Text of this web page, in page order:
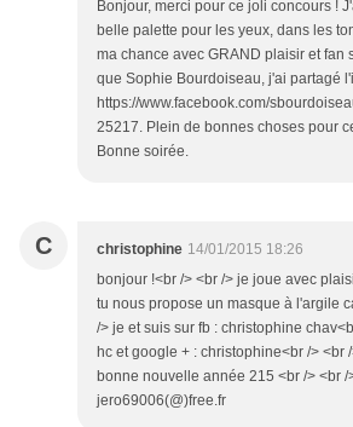
Bonjour, merci pour ce joli concours !
belle palette pour les yeux, dans les
ma chance avec GRAND plaisir et fan
que Sophie Bourdoiseau, j'ai partagé
https://www.facebook.com/
25217. Plein de bonnes choses pour
Bonne soirée.
C christophine 14/01/2015 18:26
bonjour !<br /> <br /> je joue avec
tu nous propose un masque à l'argile
/> je et suis sur fb : christophine
hc et google + : christophine<br /> <br
bonne nouvelle année 215 <br /> <br /
jero69006(@)free.fr